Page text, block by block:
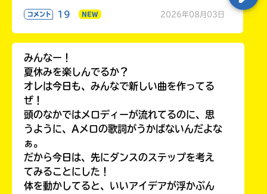
コメント 19 NEW 2026年08月03日
みんなー！
夏休みを楽しんでるか？
オレは今日も、みんなで新しい曲を作ってる
ぜ！
頭のなかではメロディーが流れてるのに、思
うように、Aメロの歌詞がうかばないんだよな
ぁ。
だから今日は、先にダンスのステップを考え
てみることにした！
体を動かしてると、いいアイデアが浮かぶん